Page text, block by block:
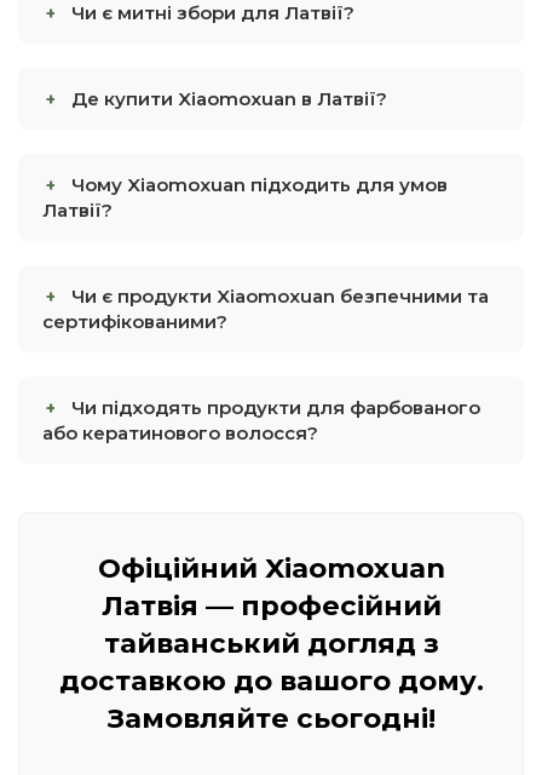
Чи є митні збори для Латвії?
Де купити Xiaomoxuan в Латвії?
Чому Xiaomoxuan підходить для умов
Латвії?
Чи є продукти Xiaomoxuan безпечними та
сертифікованими?
Чи підходять продукти для фарбованого
або кератинового волосся?
Офіційний Xiaomoxuan
Латвія — професійний
тайванський догляд з
доставкою до вашого дому.
Замовляйте сьогодні!